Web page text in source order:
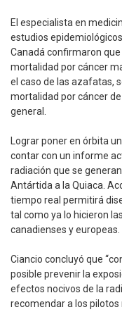
El especialista en
estudios
Canadá confirmaron
mortalidad por cáncer
el caso de las azafatas,
mortalidad por cáncer
general.
Lograr poner en órbita
contar con un informe
radiación que se
Antártida a la Quiaca.
tiempo real permitirá
tal como ya lo hicieron
canadienses y europeas.
Ciancio concluyó que
posible prevenir la
efectos nocivos de la
recomendar a los